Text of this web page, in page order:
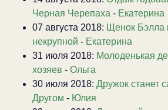
Черная Черепаха - Екатерина
07 августа 2018: Щенок Бэлла
некрупной - Екатерина
31 июля 2018: Молоденькая
хозяев - Ольга
30 июля 2018: Дружок станет
Другом - Юлия